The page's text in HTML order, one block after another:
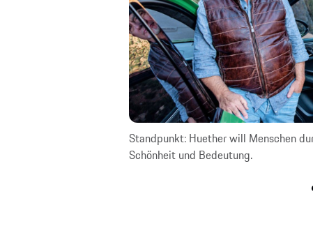
Standpunkt: Huether will Menschen
Schönheit und Bedeutung.